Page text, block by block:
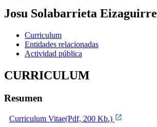
Josu Solabarrieta Eizaguirre
Curriculum
Entidades relacionadas
Actividad pública
CURRICULUM
Resumen
Curriculum Vitae(Pdf, 200 Kb.)